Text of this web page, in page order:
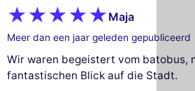
Maja
Meer dan een jaar geleden gepubliceerd
Wir waren begeistert vom batobus,
fantastischen Blick auf die Stadt.